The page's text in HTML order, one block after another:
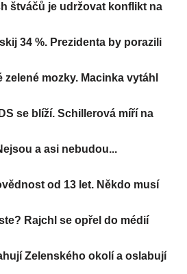
štváčů je udržovat konflikt na
34 %. Prezidenta by porazili
mozky. Macinka vytáhl
se blíží. Schillerová míří na
a asi nebudou...
od 13 let. Někdo musí
Rajchl se opřel do médií
Zelenského okolí a oslabují